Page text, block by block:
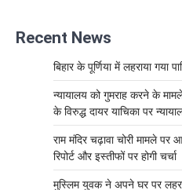
Recent News
बिहार के पूर्णिया में लहराया गया
न्यायालय को गुमराह करने के
के विरुद्ध दायर याचिका पर
राम मंदिर चढ़ावा चोरी मामले
रिपोर्ट और इस्तीफों पर होगी चर्चा
मुस्लिम युवक ने अपने घर पर